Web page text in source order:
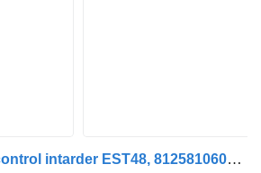
Bosch Unitate de control intarder EST48, 81258106023 pentru camion MAN TGX Euro 5